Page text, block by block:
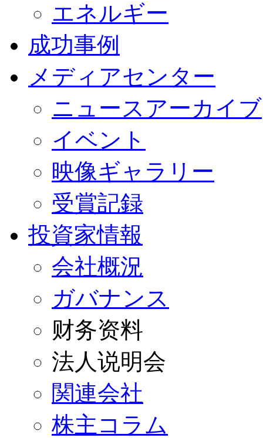
エネルギー
成功事例
メディアセンター
ニュースアーカイブ
イベント
映像ギャラリー
受賞記録
投資家情報
会社概況
ガバナンス
财务资料
法人说明会
関連会社
株主コラム